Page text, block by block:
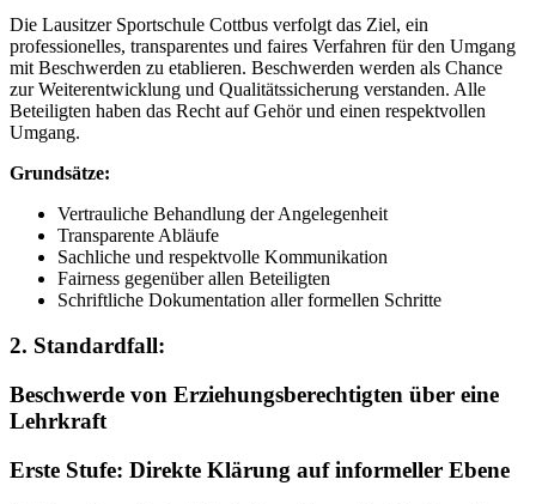
Die Lausitzer Sportschule Cottbus verfolgt das Ziel, ein
professionelles, transparentes und faires Verfahren für den Umgang
mit Beschwerden zu etablieren. Beschwerden werden als Chance
zur Weiterentwicklung und Qualitätssicherung verstanden. Alle
Beteiligten haben das Recht auf Gehör und einen respektvollen
Umgang.
Grundsätze:
Vertrauliche Behandlung der Angelegenheit
Transparente Abläufe
Sachliche und respektvolle Kommunikation
Fairness gegenüber allen Beteiligten
Schriftliche Dokumentation aller formellen Schritte
2. Standardfall:
Beschwerde von Erziehungsberechtigten über eine
Lehrkraft
Erste Stufe: Direkte Klärung auf informeller Ebene